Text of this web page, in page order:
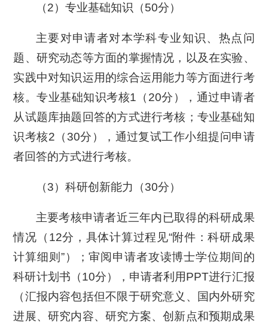
（2）专业基础知识（50分）
主要对申请者对本学科专业知识、热点问
题、研究动态等方面的掌握情况，以及在实验、
实践中对知识运用的综合运用能力等方面进行考
核。专业基础知识考核1（20分），通过申请者
从试题库抽题回答的方式进行考核；专业基础知
识考核2（30分），通过复试工作小组提问申请
者回答的方式进行考核。
（3）科研创新能力（30分）
主要考核申请者近三年内已取得的科研成果
情况（12分，具体计算过程见“附件：科研成果
计算细则”）；审阅申请者攻读博士学位期间的
科研计划书（10分），申请者利用PPT进行汇报
（汇报内容包括但不限于研究意义、国内外研究
进展、研究内容、研究方案、创新点和预期成果